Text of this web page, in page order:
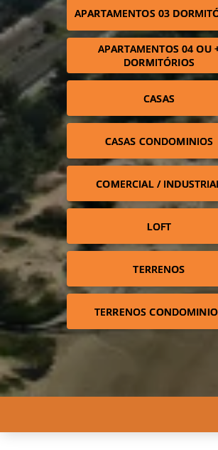
APARTAMENTOS 03
APARTAMENTOS 04 OU
DORMITÓRIOS
CASAS
CASAS CONDOMINIOS
COMERCIAL /
LOFT
TERRENOS
TERRENOS